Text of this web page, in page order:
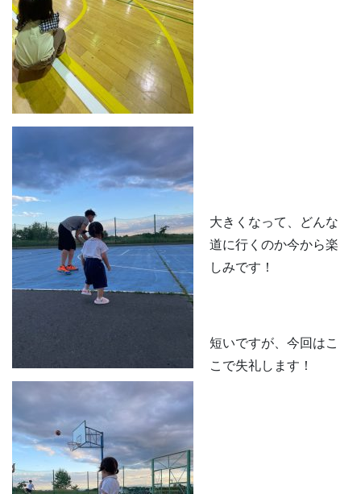
大きくなって、どんな
道に行くのか今から楽
しみです！
短いですが、今回はこ
こで失礼します！